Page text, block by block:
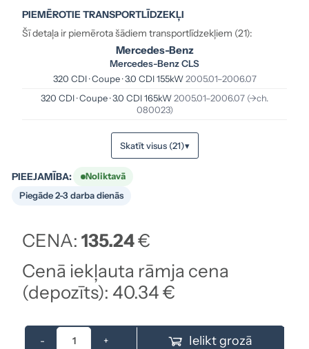
PIEMĒROTIE TRANSPORTLĪDZEKĻI
Šī detaļa ir piemērota šādiem transportlīdzekļiem (21):
Mercedes-Benz
Mercedes-Benz CLS
320 CDI · Coupe · 3.0 CDI 155kW 2005.01–2006.07
320 CDI · Coupe · 3.0 CDI 165kW2005.01–2006.07 (->ch.
080023)
Skatīt visus (21)▾
PIEEJAMĪBA:
Noliktavā
Piegāde 2-3 darba dienās
CENA:135.24€
Cenā iekļauta rāmja cena
(depozīts): 40.34 €
- + Ielikt grozā